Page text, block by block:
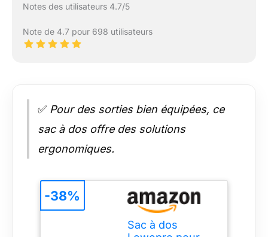
Notes des utilisateurs 4.7/5
Note de 4.7 pour 698 utilisateurs
✅ Pour des sorties bien équipées, ce
sac à dos offre des solutions
ergonomiques.
Sac à dos
-38%